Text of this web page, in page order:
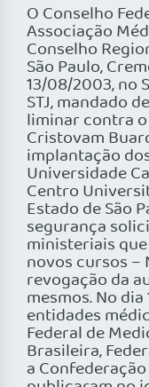
O Conselho
Associação
Conselho
São Paulo,
13/08/2003, no
STJ, mandado
liminar contra
Cristovam
implantação
Universidade
Centro
Estado de São
segurança
ministeriais
novos cursos –
revogação da
mesmos. No
entidades
Federal de
Brasileira,
a